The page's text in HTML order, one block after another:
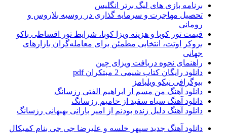
برنامه بازی های لیگ برتر انگلیس
تحصیل مهاجرت و سرمایه گذاری در روسیه بلاروس و
رومانی
قیمت تور کوبا و هزینه ویزا کوبا، شرایط تور اقساطی باکو
بروکر اوتت، انتخابی مطمئن برای معامله‌گران بازارهای
جهانی
راهنمای نحوه دریافت ویزای چین
دانلود رایگان کتاب شیمی 2 مبتکران pdf
بیوگرافی نیکو ویلیامز
دانلود آهنگ من مسم از ابراهیم الفتی رزسانگ
دانلود آهنگ سیاه سفید از حامیم رزسانگ
دانلود آهنگ دلیل زنده بودنم از امیر بارانی بهبهانی رزسانگ
دانلود آهنگ جدید سپهر خلسه و علیرضا جی جی بنام کمیکال